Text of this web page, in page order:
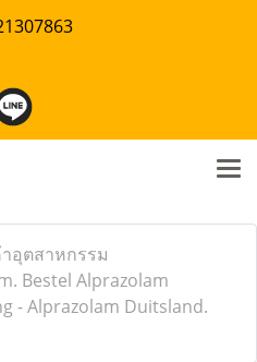
อุตสาหกรรม
Bestel Alprazolam
- Alprazolam Duitsland.